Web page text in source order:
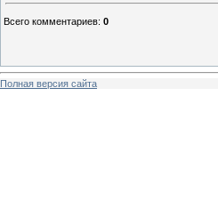
Всего комментариев: 0
Полная версия сайта